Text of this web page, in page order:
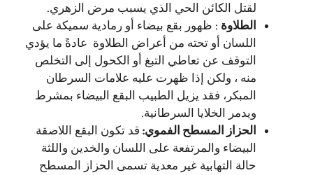
لقتل الكائن الحي الذي يسبب مرض الزهري.
الطلاوة : ظهور بقع بيضاء أو رمادية سميكة على
اللسان أو تحته من أعراض الطلاوة عادةً ما يؤدي
التوقف عن تعاطي التبغ أو الكحول إلى التخلص
منه ، ولكن إذا ظهرت عليه علامات السرطان
المبكر، فقد يزيل الطبيب البقع البيضاء بمشرط
ويدمر الخلايا السرطانية.
الحزاز المسطح الفموي: قد تكون البقع اللاصقة
البيضاء والمرتفعة على اللسان والخدين واللثة
حالة التهابية غير معدية تسمى الحزاز المسطح